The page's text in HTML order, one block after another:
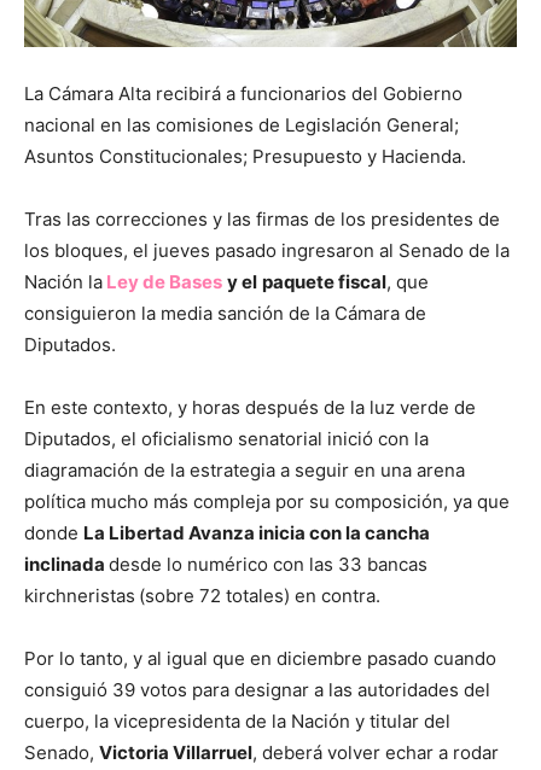
La Cámara Alta recibirá a funcionarios del Gobierno
nacional en las comisiones de Legislación General;
Asuntos Constitucionales; Presupuesto y Hacienda.
Tras las correcciones y las firmas de los presidentes de
los bloques, el jueves pasado ingresaron al Senado de la
Nación la Ley de Bases y el paquete fiscal, que
consiguieron la media sanción de la Cámara de
Diputados.
En este contexto, y horas después de la luz verde de
Diputados, el oficialismo senatorial inició con la
diagramación de la estrategia a seguir en una arena
política mucho más compleja por su composición, ya que
donde La Libertad Avanza inicia con la cancha
inclinada desde lo numérico con las 33 bancas
kirchneristas (sobre 72 totales) en contra.
Por lo tanto, y al igual que en diciembre pasado cuando
consiguió 39 votos para designar a las autoridades del
cuerpo, la vicepresidenta de la Nación y titular del
Senado, Victoria Villarruel, deberá volver echar a rodar